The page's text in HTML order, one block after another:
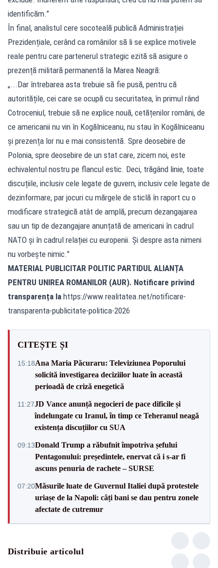
identificăm.”
În final, analistul cere socoteală publică Administrației
Prezidențiale, cerând ca românilor să li se explice motivele
reale pentru care partenerul strategic ezită să asigure o
prezență militară permanentă la Marea Neagră:
„...Dar întrebarea asta trebuie să fie pusă, pentru că
autoritățile, cei care se ocupă cu securitatea, în primul rând
Cotroceniul, trebuie să ne explice nouă, cetățenilor români, de
ce americanii nu vin în Kogălniceanu, nu stau în Kogălniceanu
și prezența lor nu e mai consistentă. Spre deosebire de
Polonia, spre deosebire de un stat care, zicem noi, este
echivalentul nostru pe flancul estic. Deci, trăgând linie, toate
discuțiile, inclusiv cele legate de guvern, inclusiv cele legate de
dezinformare, par jocuri cu mărgele de sticlă în raport cu o
modificare strategică atât de amplă, precum dezangajarea
sau un tip de dezangajare anunțată de americani în cadrul
NATO și în cadrul relației cu europenii. Și despre asta nimeni
nu vorbește nimic.”
MATERIAL PUBLICITAR POLITIC PARTIDUL ALIANȚA
PENTRU UNIREA ROMANILOR (AUR). Notificare privind
transparența la https://www.realitatea.net/notificare-
transparenta-publicitate-politica-2026
CITEȘTE ȘI
15:18Ana Maria Păcuraru: Televiziunea Poporului
solicită investigarea deciziilor luate în această
perioadă de criză enegetică
11:27JD Vance anunță negocieri de pace dificile și
îndelungate cu Iranul, în timp ce Teheranul neagă
existența discuțiilor cu SUA
09:13Donald Trump a răbufnit împotriva șefului
Pentagonului: președintele, enervat că i s-ar fi
ascuns penuria de rachete – SURSE
07:20Măsurile luate de Guvernul Italiei după protestele
uriașe de la Napoli: câți bani se dau pentru zonele
afectate de cutremur
Distribuie articolul